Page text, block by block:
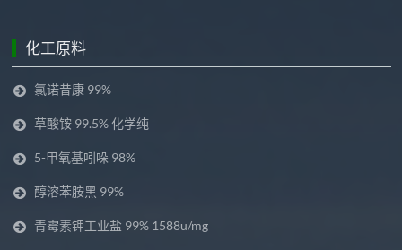
化工原料
氯诺昔康 99%
草酸铵 99.5% 化学纯
5-甲氧基吲哚 98%
醇溶苯胺黑 99%
青霉素钾工业盐 99% 1588u/mg